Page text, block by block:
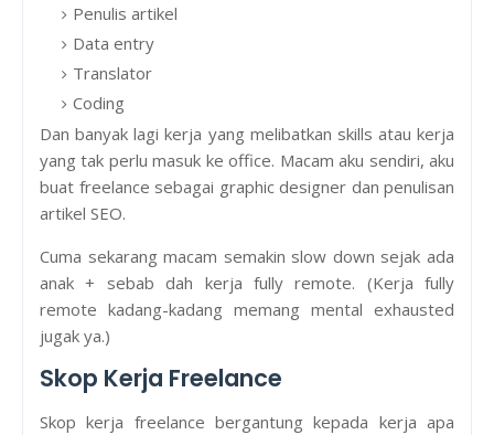
Penulis artikel
Data entry
Translator
Coding
Dan banyak lagi kerja yang melibatkan skills atau kerja
yang tak perlu masuk ke office. Macam aku sendiri, aku
buat freelance sebagai graphic designer dan penulisan
artikel SEO.
Cuma sekarang macam semakin slow down sejak ada
anak + sebab dah kerja fully remote. (Kerja fully
remote kadang-kadang memang mental exhausted
jugak ya.)
Skop Kerja Freelance
Skop kerja freelance bergantung kepada kerja apa